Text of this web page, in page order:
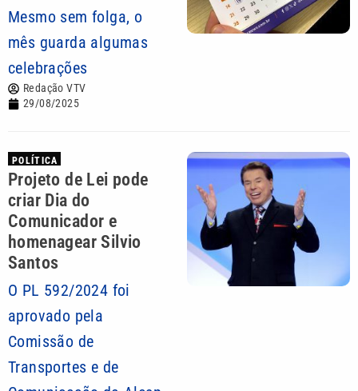
Mesmo sem folga, o
mês guarda algumas
celebrações
Redação VTV
29/08/2025
POLÍTICA
Projeto de Lei pode
criar Dia do
Comunicador e
homenagear Silvio
Santos
O PL 592/2024 foi
aprovado pela
Comissão de
Transportes e de